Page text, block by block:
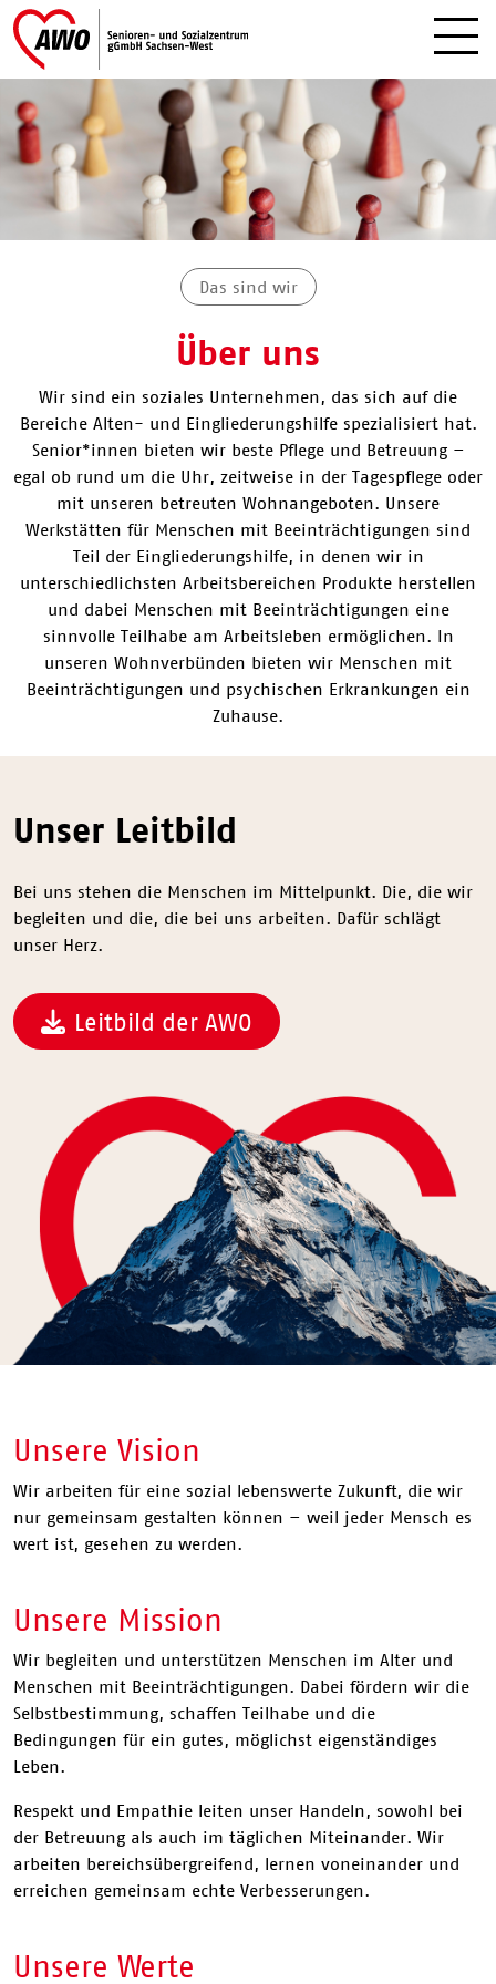
Das sind wir
Über uns
Wir sind ein soziales Unternehmen, das sich auf die
Bereiche Alten- und Eingliederungshilfe spezialisiert hat.
Senior*innen bieten wir beste Pflege und Betreuung –
egal ob rund um die Uhr, zeitweise in der Tagespflege oder
mit unseren betreuten Wohnangeboten. Unsere
Werkstätten für Menschen mit Beeinträchtigungen sind
Teil der Eingliederungshilfe, in denen wir in
unterschiedlichsten Arbeitsbereichen Produkte herstellen
und dabei Menschen mit Beeinträchtigungen eine
sinnvolle Teilhabe am Arbeitsleben ermöglichen. In
unseren Wohnverbünden bieten wir Menschen mit
Beeinträchtigungen und psychischen Erkrankungen ein
Zuhause.
Unser Leitbild
Bei uns stehen die Menschen im Mittelpunkt. Die, die wir
begleiten und die, die bei uns arbeiten. Dafür schlägt
unser Herz.
Leitbild der AWO
Unsere Vision
Wir arbeiten für eine sozial lebenswerte Zukunft, die wir
nur gemeinsam gestalten können – weil jeder Mensch es
wert ist, gesehen zu werden.
Unsere Mission
Wir begleiten und unterstützen Menschen im Alter und
Menschen mit Beeinträchtigungen. Dabei fördern wir die
Selbstbestimmung, schaffen Teilhabe und die
Bedingungen für ein gutes, möglichst eigenständiges
Leben.
Respekt und Empathie leiten unser Handeln, sowohl bei
der Betreuung als auch im täglichen Miteinander. Wir
arbeiten bereichsübergreifend, lernen voneinander und
erreichen gemeinsam echte Verbesserungen.
Unsere Werte